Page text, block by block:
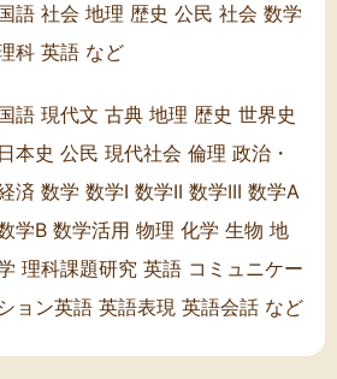
語 社会 地理 歴史 公民 社会 数学
科 英語 など
語 現代文 古典 地理 歴史 世界史
日本史 公民 現代社会 倫理 政治・
済 数学 数学I 数学II 数学III 数学A
学B 数学活用 物理 化学 生物 地
理科課題研究 英語 コミュニケー
ション英語 英語表現 英語会話 など